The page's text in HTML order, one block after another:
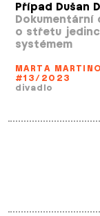
Případ Dušan
Dokumentární
o střetu
systémem
MARTA
#13/2023
divadlo